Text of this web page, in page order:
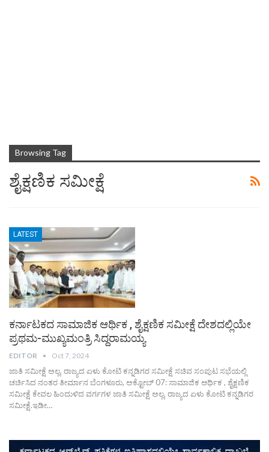
Browsing Tag
ಶೈಕ್ಷಣಿಕ ಸಮೀಕ್ಷೆ
LATEST
ಕರ್ನಾಟಕದ ಸಾಮಾಜಿಕ ಆರ್ಥಿಕ , ಶೈಕ್ಷಣಿಕ ಸಮೀಕ್ಷೆ ದೇಶದಲ್ಲಿಯೇ
ಪ್ರಥಮ-ಮುಖ್ಯಮಂತ್ರಿ ಸಿದ್ದರಾಮಯ್ಯ
EDITOR Oct 7, 2024
ಜಾತಿ ಸಮೀಕ್ಷೆ ಅಲ್ಲ, ರಾಜ್ಯದ ಏಳು ಕೋಟಿ ಕನ್ನಡಿಗರ ಸಮೀಕ್ಷೆ ಸಚಿವ ಸಂಪುಟ ಸಭೆಯಲ್ಲಿ
ಚರ್ಚಿಸಿದ ನಂತರ ತೀರ್ಮಾನ ಬೆಂಗಳೂರು, ಅಕ್ಟೋಬ್ 07: ಸಾಮಾಜಿಕ ಆರ್ಥಿಕ , ಶೈಕ್ಷಣಿಕ
ಸಮೀಕ್ಷೆ ಕೇವಲ ಹಿಂದುಳಿದ ವರ್ಗಗಳ ಜಾತಿ ಸಮೀಕ್ಷೆ ಅಲ್ಲ, ರಾಜ್ಯದ ಏಳು ಕೋಟಿ ಕನ್ನಡಿಗರ
ಸಮೀಕ್ಷೆ.ಇಡೀ…